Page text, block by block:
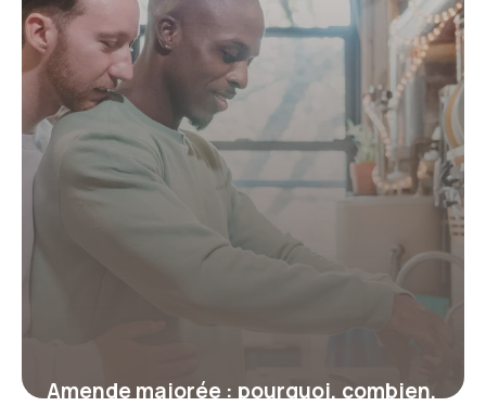
Amende majorée : pourquoi, combien,